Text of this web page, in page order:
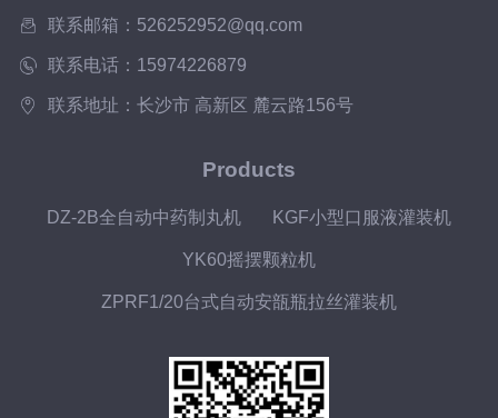
联系邮箱：526252952@qq.com
联系电话：15974226879
联系地址：长沙市 高新区 麓云路156号
Products
DZ-2B全自动中药制丸机 KGF小型口服液灌装机
YK60摇摆颗粒机
ZPRF1/20台式自动安瓿瓶拉丝灌装机